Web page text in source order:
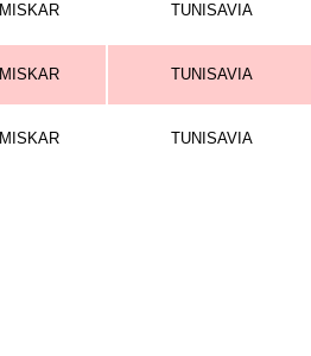
MISKAR TUNISAVIA
MISKAR TUNISAVIA
MISKAR TUNISAVIA